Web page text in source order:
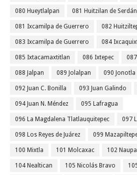
080 Hueytlalpan 081 Huitzilan de Serdán
081 Ixcamilpa de Guerrero 082
083 Ixcamilpa de Guerrero 084
085 Ixtacamaxtitlan 086 Ixtepec
088 Jalpan 089 Jolalpan 090 Jonotla
092 Juan C. Bonilla 093 Juan Galindo
094 Juan N. Méndez 095 Lafragua
096 La Magdalena Tlatlauquitepec 097
098 Los Reyes de Juárez 099
100 Mixtla 101 Molcaxac 102
104 Nealtican 105 Nicolás Bravo